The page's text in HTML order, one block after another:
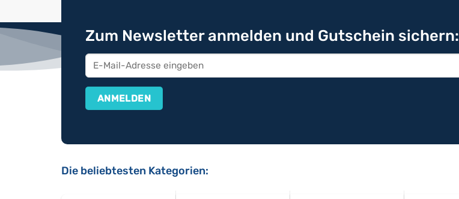
Zum Newsletter anmelden und Gutschein sichern:
Die beliebtesten Kategorien: